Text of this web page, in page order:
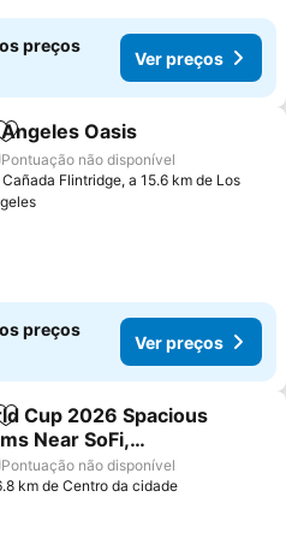
preços
Ver preços
Adicionar aos favoritos
Oasis
Pontuação não disponível
Cañada Flintridge, a 15.6 km de Los
preços
Ver preços
Adicionar aos favoritos
Cup 2026 Spacious
Near SoFi,
LA, USC, BMO
KIA Forum
Pontuação não disponível
km de Centro da cidade